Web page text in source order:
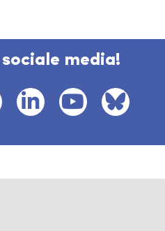
sociale media!